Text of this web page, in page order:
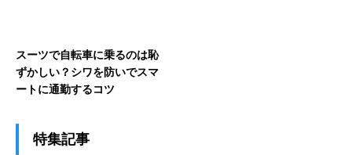
スーツで自転車に乗るのは恥
ずかしい？シワを防いでスマ
ートに通勤するコツ
特集記事